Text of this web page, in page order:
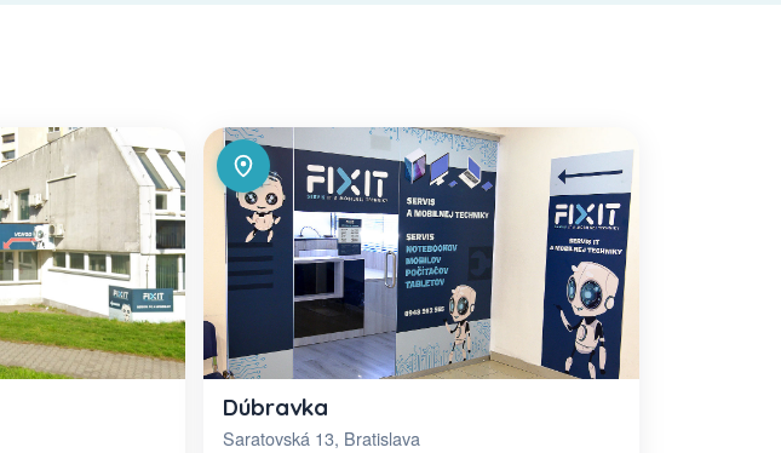
Dúbravka
Saratovská 13, Bratislava